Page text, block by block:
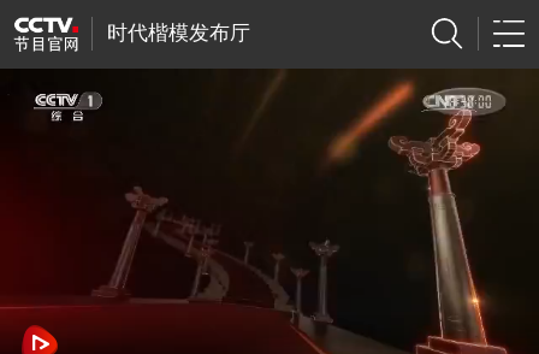
时代楷模发布厅